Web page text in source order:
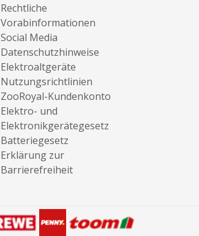
Rechtliche
Vorabinformationen
Social Media
Datenschutzhinweise
Elektroaltgeräte
Nutzungsrichtlinien
ZooRoyal-Kundenkonto
Elektro- und
Elektronikgerätegesetz
Batteriegesetz
Erklärung zur
Barrierefreiheit